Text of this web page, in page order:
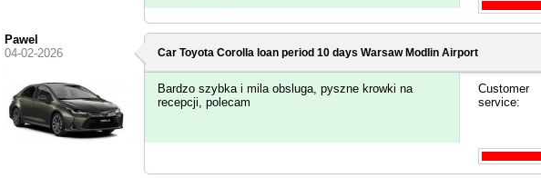
Pawel
04-02-2026
Car Toyota Corolla loan period 10 days Warsaw Modlin Airport
Bardzo szybka i mila obsluga, pyszne krowki na
recepcji, polecam
Customer
service: